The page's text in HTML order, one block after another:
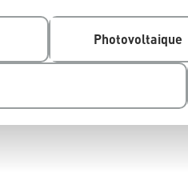
Photovoltaique